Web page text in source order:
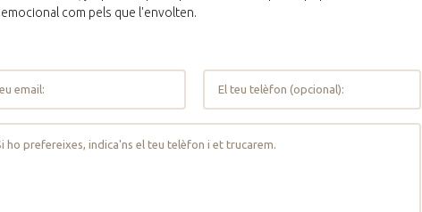
emocional com pels que l'envolten.